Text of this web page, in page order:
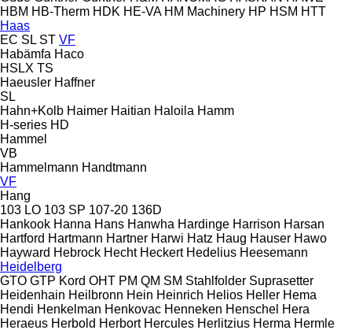
HBM HB‑Therm HDK HE-VA HM Machinery HP HSM HTT
Haas
EC SL ST VF
Habämfa Haco
HSLX TS
Haeusler Haffner
SL
Hahn+Kolb Haimer Haitian Haloila Hamm
H-series HD
Hammel
VB
Hammelmann Handtmann
VF
Hang
103 LO 103 SP 107-20 136D
Hankook Hanna Hans Hanwha Hardinge Harrison Harsan
Hartford Hartmann Hartner Harwi Hatz Haug Hauser Hawo
Hayward Hebrock Hecht Heckert Hedelius Heesemann
Heidelberg
GTO GTP Kord OHT PM QM SM Stahlfolder Suprasetter
Heidenhain Heilbronn Hein Heinrich Helios Heller Hema
Hendi Henkelman Henkovac Henneken Henschel Hera
Heraeus Herbold Herbort Hercules Herlitzius Herma Hermle